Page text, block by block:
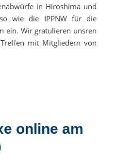
in Hiroshima und
wie die IPPNW für die
ein. Wir gratulieren unsren
mit Mitgliedern von
online am